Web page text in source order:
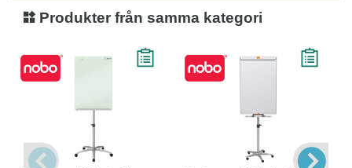
Produkter från samma kategori